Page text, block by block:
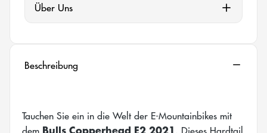
Über Uns
Beschreibung
Tauchen Sie ein in die Welt der E-Mountainbikes mit
Bulls Copperhead E2 2021